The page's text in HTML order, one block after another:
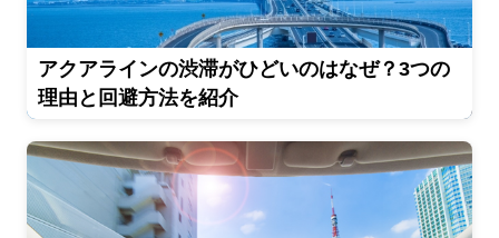
アクアラインの渋滞がひどいのはなぜ？3つの
理由と回避方法を紹介